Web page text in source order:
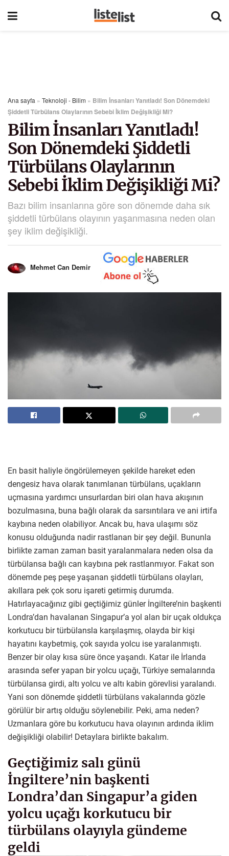
Ana sayfa » Teknoloji - Bilim » Bilim İnsanları Yanıtladı! Son Dönemdeki
Şiddetli Türbülans Olaylarının Sebebi İklim Değişikliği Mi?
Bilim İnsanları Yanıtladı!
Son Dönemdeki Şiddetli
Türbülans Olaylarının
Sebebi İklim Değişikliği Mi?
Bazı bilim insanlarına göre son dönemde daha sık
şiddetli türbülans olayının yaşanmasına neden olan
şey iklim değişikliği.
Mehmet Can Demir
En basit haliyle öngörülemeyen şekilde hareket eden
dengesiz hava olarak tanımlanan türbülans, uçakların
uçmasına yardımcı unsurlardan biri olan hava akışının
bozulmasına, buna bağlı olarak da sarsıntılara ve ani irtifa
kaybına neden olabiliyor. Ancak bu, hava ulaşımı söz
konusu olduğunda nadir rastlanan bir şey değil. Bununla
birlikte zaman zaman basit yaralanmalara neden olsa da
türbülansa bağlı can kaybına pek rastlanmıyor. Fakat son
dönemde peş peşe yaşanan şiddetli türbülans olayları,
akıllara pek çok soru işareti getirmiş durumda.
Hatırlayacağınız gibi geçtiğimiz günler İngiltere’nin başkenti
Londra’dan havalanan Singapur’a yol alan bir uçak oldukça
korkutucu bir türbülansla karşılaşmış, olayda bir kişi
hayatını kaybetmiş, çok sayıda yolcu ise yaralanmıştı.
Benzer bir olay kısa süre önce yaşandı. Katar ile İrlanda
arasında sefer yapan bir yolcu uçağı, Türkiye semalarında
türbülansa girdi, altı yolcu ve altı kabin görevlisi yaralandı.
Yani son dönemde şiddetli türbülans vakalarında gözle
görülür bir artış olduğu söylenebilir. Peki, ama neden?
Uzmanlara göre bu korkutucu hava olayının ardında iklim
değişikliği olabilir! Detaylara birlikte bakalım.
Geçtiğimiz salı günü
İngiltere’nin başkenti
Londra’dan Singapur’a giden
yolcu uçağı korkutucu bir
türbülans olayıyla gündeme
geldi